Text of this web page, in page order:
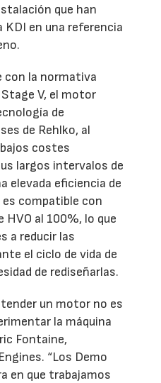
que han
en una referencia
la normativa
V, el motor
de
de Rehlko, al
costes
largos intervalos de
elevada eficiencia de
compatible con
al 100%, lo que
a reducir las
el ciclo de vida de
de rediseñarlas.
un motor no es
la máquina
Fontaine,
“Los Demo
en que trabajamos